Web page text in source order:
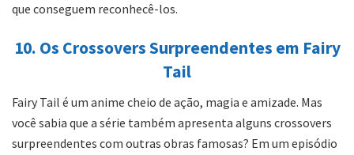
que conseguem reconhecê-los.
10. Os Crossovers Surpreendentes em Fairy
Tail
Fairy Tail é um anime cheio de ação, magia e amizade. Mas
você sabia que a série também apresenta alguns crossovers
surpreendentes com outras obras famosas? Em um episódio